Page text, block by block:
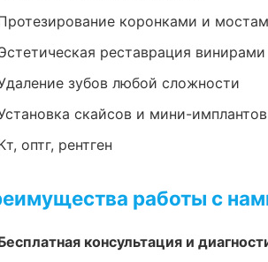
коронками и
реставрация винирами
зубов любой сложности
скайсов и мини-имплантов
оптг, рентген
работы с
консультация и